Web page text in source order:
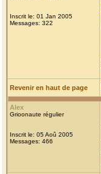
Inscrit le: 01 Jan 2005
Messages: 322
Revenir en haut de page
Alex
Grioonaute régulier
Inscrit le: 05 Aoû 2005
Messages: 466